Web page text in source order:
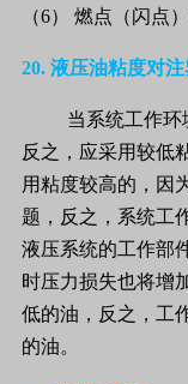
（6） 燃点（闪点
20. 液压油粘度对
当系统工作环
反之，应采用较低
用粘度较高的，因
题，反之，系统工
液压系统的工作部
时压力损失也将增
低的油，反之，工
的油。